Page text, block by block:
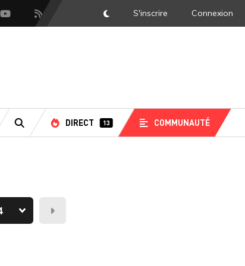
YoutubeFlux RSS DarkMode
S'inscrire Connexion
RECHERCHE
DIRECT 13 COMMUNAUTÉ
Demain